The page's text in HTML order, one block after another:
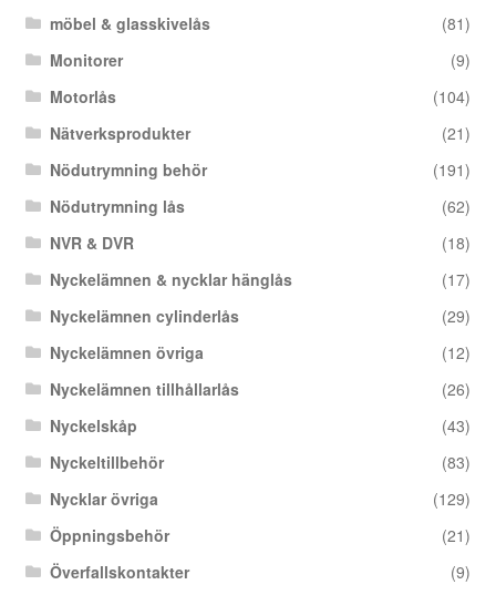
möbel & glasskivelås
(81)
Monitorer
(9)
Motorlås
(104)
Nätverksprodukter
(21)
Nödutrymning behör
(191)
Nödutrymning lås
(62)
NVR & DVR
(18)
Nyckelämnen & nycklar hänglås
(17)
Nyckelämnen cylinderlås
(29)
Nyckelämnen övriga
(12)
Nyckelämnen tillhållarlås
(26)
Nyckelskåp
(43)
Nyckeltillbehör
(83)
Nycklar övriga
(129)
Öppningsbehör
(21)
Överfallskontakter
(9)